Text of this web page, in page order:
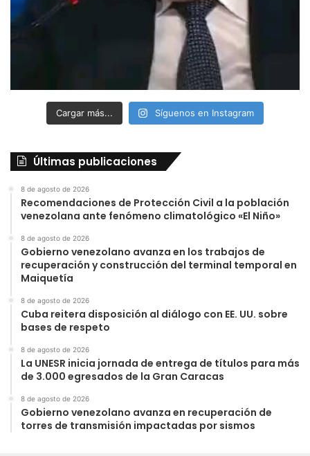
Cargar más... Síguenos en Instagram
Últimas publicaciones
8 de agosto de 2026
Recomendaciones de Protección Civil a la población
venezolana ante fenómeno climatológico «El Niño»
8 de agosto de 2026
Gobierno venezolano avanza en los trabajos de
recuperación y construcción del terminal temporal en
Maiquetía
8 de agosto de 2026
Cuba reitera disposición al diálogo con EE. UU. sobre
bases de respeto
8 de agosto de 2026
La UNESR inicia jornada de entrega de títulos para más
de 3.000 egresados de la Gran Caracas
8 de agosto de 2026
Gobierno venezolano avanza en recuperación de
torres de transmisión impactadas por sismos